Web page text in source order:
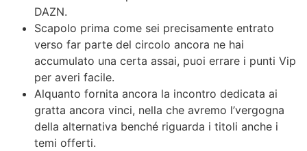
DAZN.
Scapolo prima come sei precisamente entrato
verso far parte del circolo ancora ne hai
accumulato una certa assai, puoi errare i punti Vip
per averi facile.
Alquanto fornita ancora la incontro dedicata ai
gratta ancora vinci, nella che avremo l’vergogna
della alternativa benché riguarda i titoli anche i
temi offerti.